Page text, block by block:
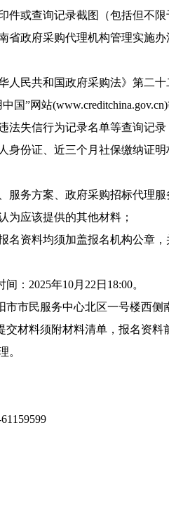
件或查询记录截图（包括但不限
省政府采购代理机构管理实施
人民共和国政府采购法》第二
中国”网站
法失信行为记录名单等查询记录
身份证、近三个月社保缴纳证
服务方案、政府采购招标代理
为应该提供的其他材料；
名资料均须加盖报名机构公章
：2025年10月22日18:00。
市市民服务中心北区一号楼西侧
交材料须附材料清单，报名资
。